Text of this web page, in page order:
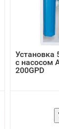
Установка
с насосом
200GPD